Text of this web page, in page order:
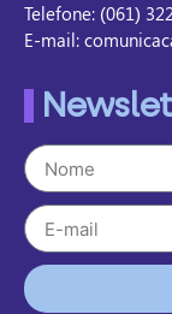
Telefone: (061)
E-mail: